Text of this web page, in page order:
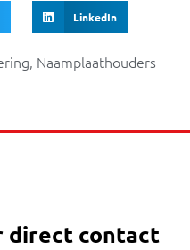
LinkedIn
, Naamplaathouders
direct contact